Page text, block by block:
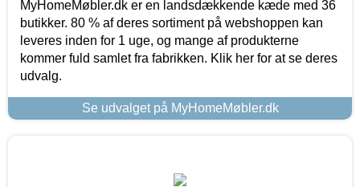
MyHomeMøbler.dk er en landsdækkende kæde med 36
butikker. 80 % af deres sortiment på webshoppen kan
leveres inden for 1 uge, og mange af produkterne
kommer fuld samlet fra fabrikken. Klik her for at se deres
udvalg.
Se udvalget på MyHomeMøbler.dk